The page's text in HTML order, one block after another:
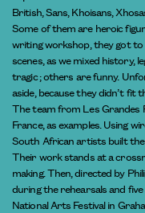
British, Sans, Khoisans,
Some of them are heroic
writing workshop, they got
scenes, as we mixed history,
tragic ; others are funny.
aside, because they didn’t fit
The team from Les
France, as examples. Using
South African artists built
Their work stands at a
making. Then, directed by
during the rehearsals and
National Arts Festival in